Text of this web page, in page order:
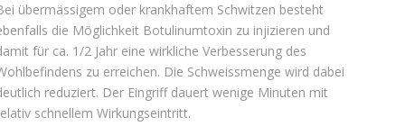
übermässigem oder krankhaftem Schwitzen besteht
die Möglichkeit Botulinumtoxin zu injizieren und
für ca. 1/2 Jahr eine wirkliche Verbesserung des
zu erreichen. Die Schweissmenge wird dabei
reduziert. Der Eingriff dauert wenige Minuten mit
schnellem Wirkungseintritt.